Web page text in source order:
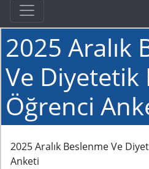
2025 Aralık
Ve
Öğrenci
2025 Aralık Beslenme Ve
Anketi